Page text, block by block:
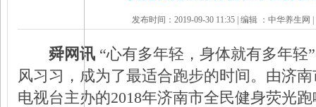
发布时间：2019-09-30 11:35 编辑 ：中华养生网
舜网讯 “心有多年轻，身体就有多年轻
风习习，成为了最适合跑步的时间。由济
电视台主办的2018年济南市全民健身荧光